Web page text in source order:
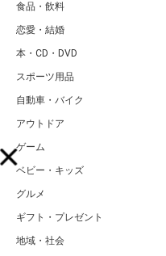
食品・飲料
恋愛・結婚
本・CD・DVD
スポーツ用品
自動車・バイク
アウトドア
ゲーム
ベビー・キッズ
グルメ
ギフト・プレゼント
地域・社会